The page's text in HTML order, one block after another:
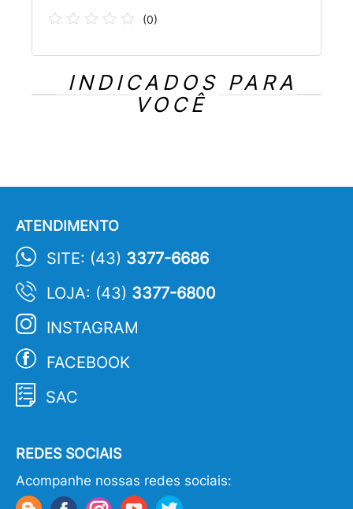
(0)
INDICADOS PARA
VOCÊ
ATENDIMENTO
SITE: (43) 3377-6686
LOJA: (43) 3377-6800
INSTAGRAM
FACEBOOK
SAC
REDES SOCIAIS
Acompanhe nossas redes sociais: